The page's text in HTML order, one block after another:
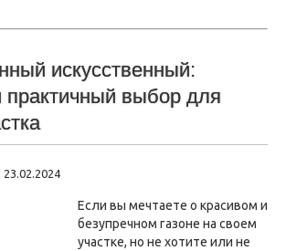
искусственный:
практичный выбор для
Если вы мечтаете о красивом и
безупречном газоне на своем
участке, но не хотите или не